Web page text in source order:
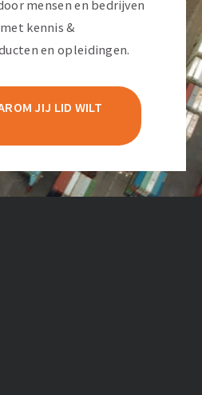
mensen en bedrijven
kennis &
en opleidingen.
JIJ LID WILT